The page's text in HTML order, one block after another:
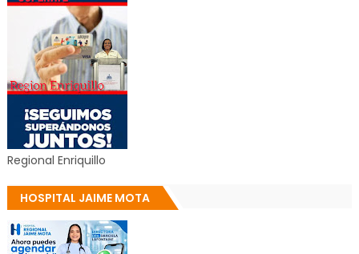
Regional Enriquillo
HOSPITAL JAIME MOTA